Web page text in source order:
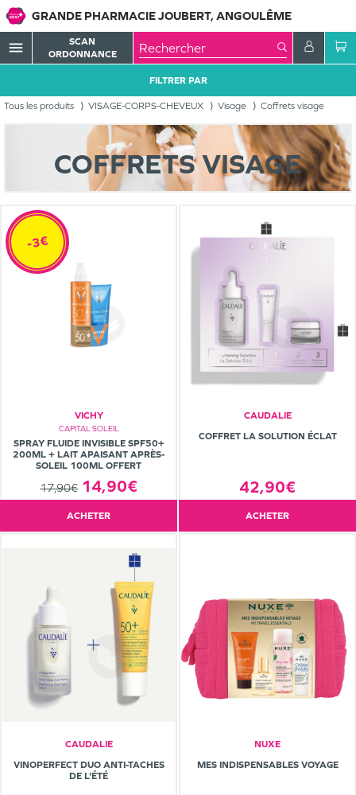
GRANDE PHARMACIE JOUBERT, ANGOULÊME
menu
SCAN
ORDONNANCE
Tous les produits VISAGE-CORPS-CHEVEUX Visage Coffrets visage
FILTRER PAR
COFFRETS VISAGE
VICHY
CAPITAL SOLEIL
SPRAY FLUIDE INVISIBLE SPF50+
200ML + LAIT APAISANT APRÈS-
SOLEIL 100ML OFFERT
17,90€ 14,90€
-3€
ACHETER
CAUDALIE
COFFRET LA SOLUTION ÉCLAT
42,90€
ACHETER
CAUDALIE
VINOPERFECT DUO ANTI-TACHES
DE L'ÉTÉ
NUXE
MES INDISPENSABLES VOYAGE